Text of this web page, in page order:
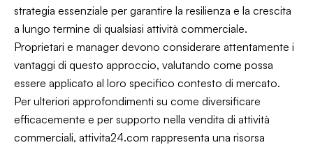
strategia essenziale per garantire la resilienza e la crescita
a lungo termine di qualsiasi attività commerciale.
Proprietari e manager devono considerare attentamente i
vantaggi di questo approccio, valutando come possa
essere applicato al loro specifico contesto di mercato.
Per ulteriori approfondimenti su come diversificare
efficacemente e per supporto nella vendita di attività
commerciali, attivita24.com rappresenta una risorsa